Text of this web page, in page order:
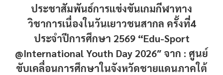
ประชาสัมพันธ์การแข่งขันเกมกีฬาทาง
วิชาการเนื่องในวันเยาวชนสากล ครั้งที่4
ประจำปีการศึกษา 2569 “Edu-Sport
@International Youth Day 2026″ จาก : ศูนย์
ขับเคลื่อนการศึกษาในจังหวัดชายแดนภาคใต้